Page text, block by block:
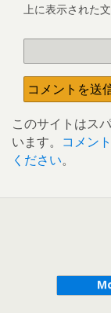
上に表示された
このサイトはス
います。 コメン
ください。